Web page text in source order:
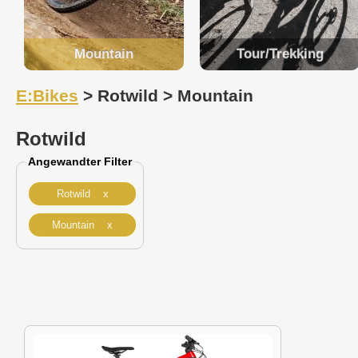
Mountain Tour/Trekking
E:Bikes > Rotwild > Mountain
Rotwild
Angewandter Filter
Rotwild x
Mountain x